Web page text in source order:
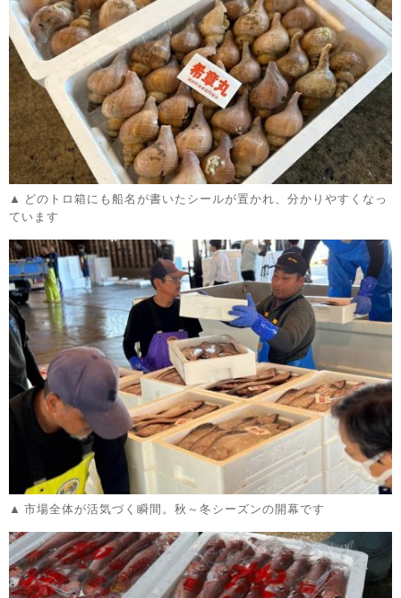
どのトロ箱にも船名が書いたシールが置かれ、分かりやすくなっ
ています
市場全体が活気づく瞬間。秋～冬シーズンの開幕です